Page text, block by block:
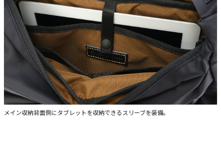
メイン収納背面側にタブレットを収納できるスリーブを装備。